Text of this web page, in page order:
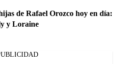
de Rafael Orozco hoy en día:
y Loraine